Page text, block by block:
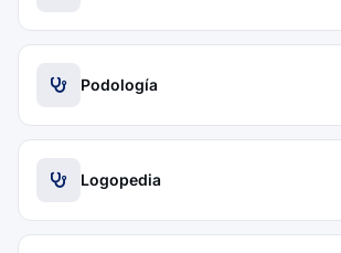
Podología
Logopedia